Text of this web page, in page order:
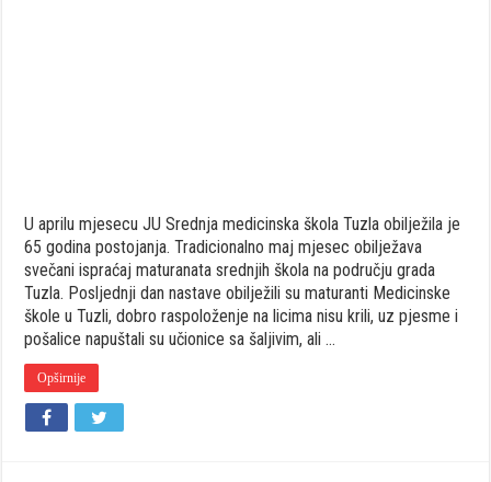
U aprilu mjesecu JU Srednja medicinska škola Tuzla obilježila je
65 godina postojanja. Tradicionalno maj mjesec obilježava
svečani ispraćaj maturanata srednjih škola na području grada
Tuzla. Posljednji dan nastave obilježili su maturanti Medicinske
škole u Tuzli, dobro raspoloženje na licima nisu krili, uz pjesme i
pošalice napuštali su učionice sa šaljivim, ali …
Opširnije